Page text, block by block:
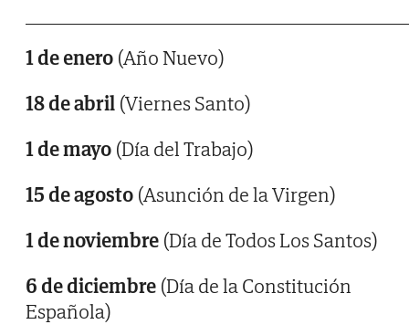
1 de enero (Año Nuevo)
18 de abril (Viernes Santo)
1 de mayo (Día del Trabajo)
15 de agosto (Asunción de la Virgen)
1 de noviembre (Día de Todos Los Santos)
6 de diciembre (Día de la Constitución
Española)